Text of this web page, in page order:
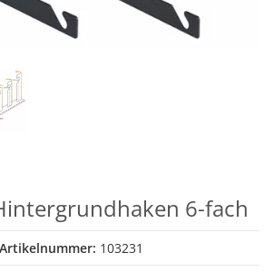
6-fach
Artikelnummer: 103231